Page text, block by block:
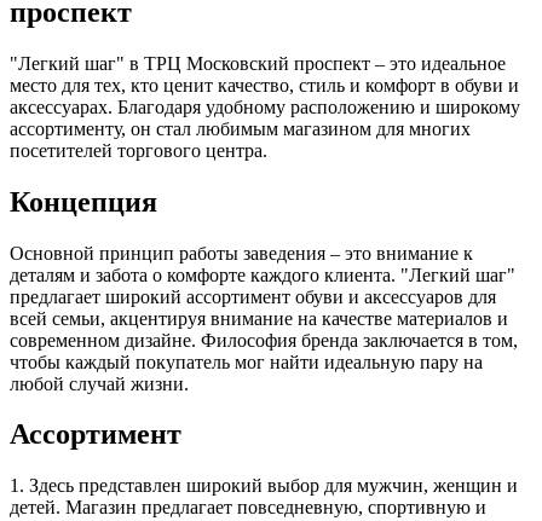
проспект
"Легкий шаг" в ТРЦ Московский проспект – это идеальное
место для тех, кто ценит качество, стиль и комфорт в обуви и
аксессуарах. Благодаря удобному расположению и широкому
ассортименту, он стал любимым магазином для многих
посетителей торгового центра.
Концепция
Основной принцип работы заведения – это внимание к
деталям и забота о комфорте каждого клиента. "Легкий шаг"
предлагает широкий ассортимент обуви и аксессуаров для
всей семьи, акцентируя внимание на качестве материалов и
современном дизайне. Философия бренда заключается в том,
чтобы каждый покупатель мог найти идеальную пару на
любой случай жизни.
Ассортимент
1. Здесь представлен широкий выбор для мужчин, женщин и
детей. Магазин предлагает повседневную, спортивную и